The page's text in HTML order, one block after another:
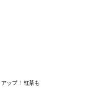
ップ！紅茶も